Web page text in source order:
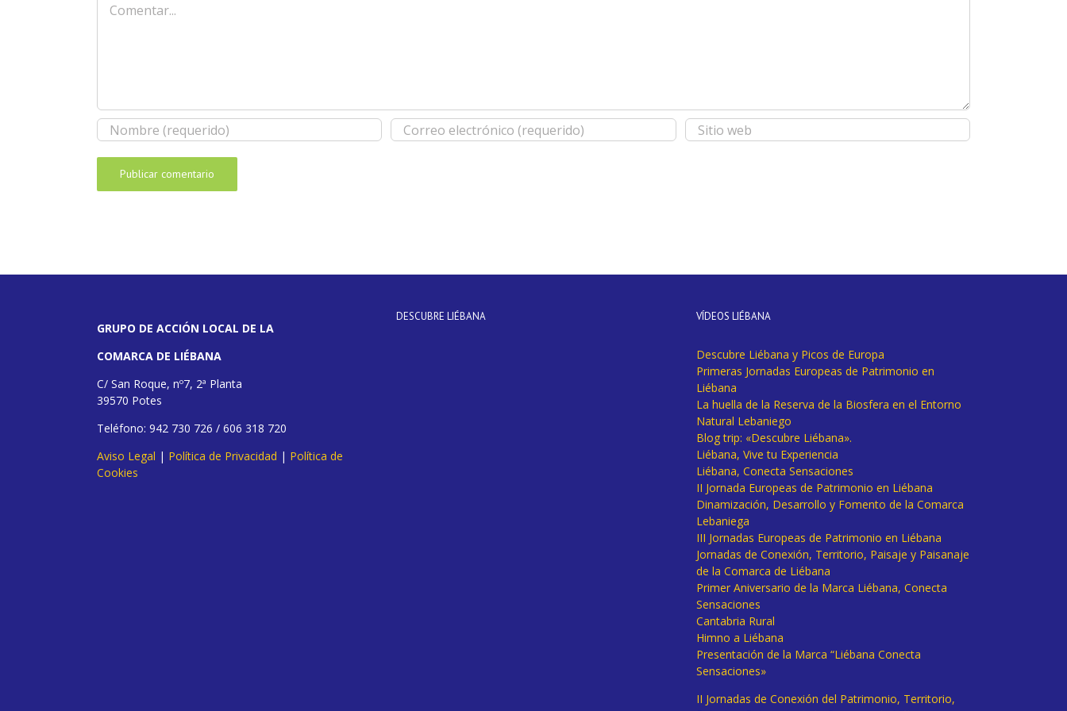
GRUPO DE ACCIÓN LOCAL DE LA
COMARCA DE LIÉBANA
C/ San Roque, nº7, 2ª Planta
39570 Potes
Teléfono: 942 730 726 / 606 318 720
Aviso Legal | Política de Privacidad | Política de
Cookies
DESCUBRE LIÉBANA VÍDEOS LIÉBANA
Descubre Liébana y Picos de Europa
Primeras Jornadas Europeas de Patrimonio en
Liébana
La huella de la Reserva de la Biosfera en el Entorno
Natural Lebaniego
Blog trip: «Descubre Liébana».
Liébana, Vive tu Experiencia
Liébana, Conecta Sensaciones
II Jornada Europeas de Patrimonio en Liébana
Dinamización, Desarrollo y Fomento de la Comarca
Lebaniega
III Jornadas Europeas de Patrimonio en Liébana
Jornadas de Conexión, Territorio, Paisaje y Paisanaje
de la Comarca de Liébana
Primer Aniversario de la Marca Liébana, Conecta
Sensaciones
Cantabria Rural
Himno a Liébana
Presentación de la Marca “Liébana Conecta
Sensaciones»
II Jornadas de Conexión del Patrimonio, Territorio,